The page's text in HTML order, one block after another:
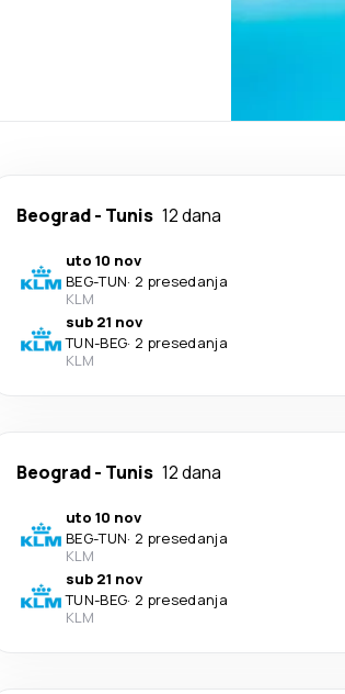
Beograd- Tunis 12 dana
uto 10 nov
BEG-TUN· 2 presedanja
KLM
sub 21 nov
TUN-BEG· 2 presedanja
KLM
Beograd- Tunis 12 dana
uto 10 nov
BEG-TUN· 2 presedanja
KLM
sub 21 nov
TUN-BEG· 2 presedanja
KLM